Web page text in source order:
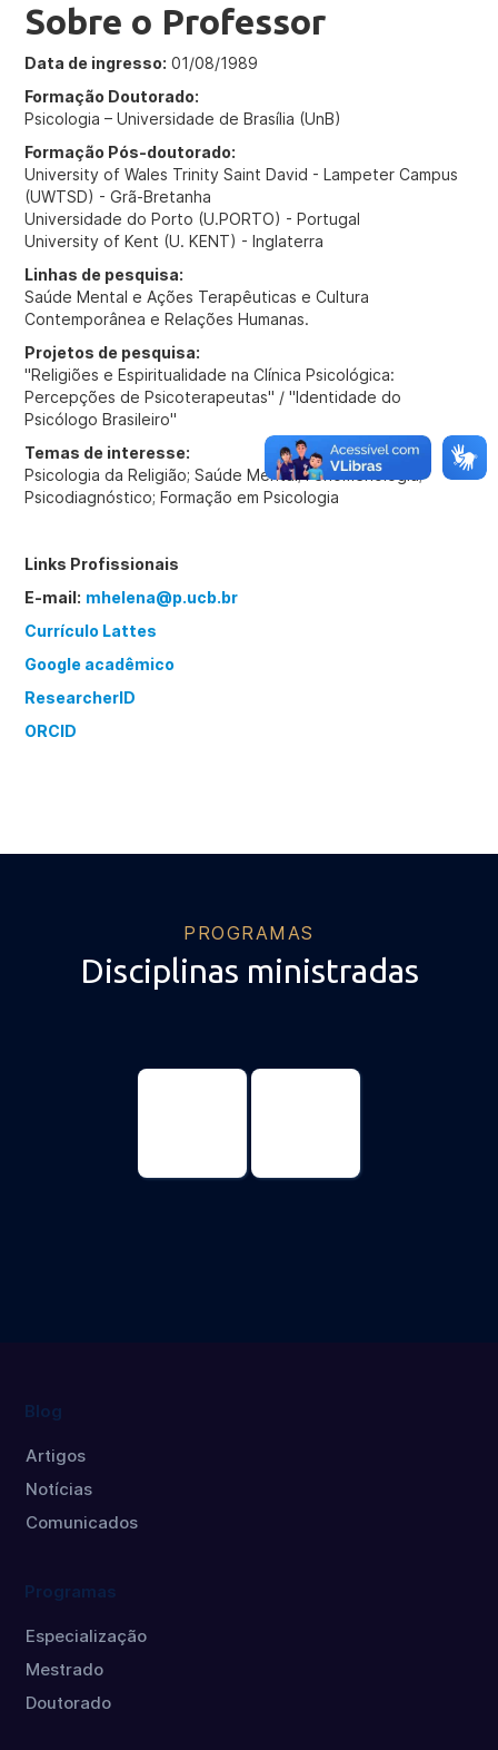
Sobre o Professor
Data de ingresso: 01/08/1989
Formação Doutorado:
Psicologia – Universidade de Brasília (UnB)
Formação Pós-doutorado:
University of Wales Trinity Saint David - Lampeter Campus
(UWTSD) - Grã-Bretanha
Universidade do Porto (U.PORTO) - Portugal
University of Kent (U. KENT) - Inglaterra
Linhas de pesquisa:
Saúde Mental e Ações Terapêuticas e Cultura
Contemporânea e Relações Humanas.
Projetos de pesquisa:
"Religiões e Espiritualidade na Clínica Psicológica:
Percepções de Psicoterapeutas" / "Identidade do
Psicólogo Brasileiro"
Temas de interesse:
Psicologia da Religião; Saúde Mental; Fenomenologia;
Psicodiagnóstico; Formação em Psicologia
Links Profissionais
E-mail: mhelena@p.ucb.br
Currículo Lattes
Google acadêmico
ResearcherID
ORCID
PROGRAMAS
Disciplinas ministradas
Blog
Artigos
Notícias
Comunicados
Programas
Especialização
Mestrado
Doutorado